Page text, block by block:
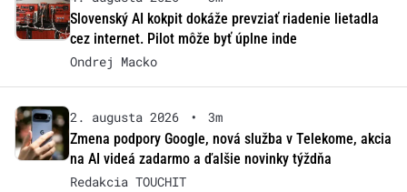
Slovenský AI kokpit dokáže prevziať riadenie lietadla
cez internet. Pilot môže byť úplne inde
Ondrej Macko
2. augusta 2026 •
3m
Zmena podpory Google, nová služba v Telekome, akcia
na AI videá zadarmo a ďalšie novinky týždňa
Redakcia TOUCHIT